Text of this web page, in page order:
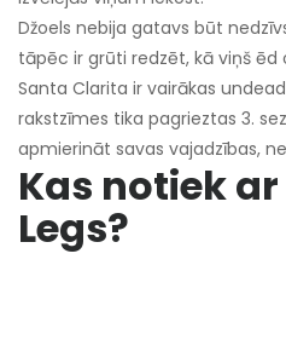
Džoels nebija gatavs būt
tāpēc ir grūti redzēt, kā viņš ēd
Santa Clarita ir vairākas
rakstzīmes tika pagrieztas 3.
apmierināt savas vajadzības,
Kas notiek
Legs?